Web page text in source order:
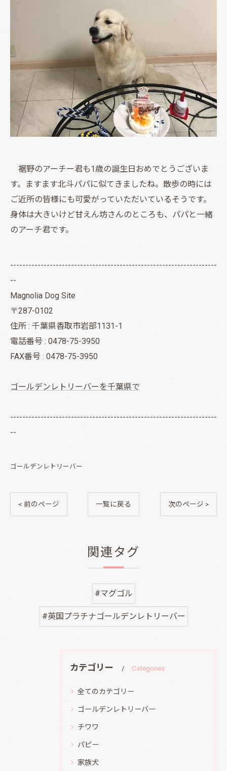
裾野のアーチー君も1歳の誕生日おめでとうございま
す。ますます北斗パパに似てきましたね。散歩の時には
ご近所の皆様にも可愛がっていただいているそうです。
身体は大きいけど甘えん坊さんのところも、パパと一緒
のアーチ君です。
--------------------------------------------------------------------
--
Magnolia Dog Site
〒287-0102
住所 : 千葉県香取市岩部1131-1
電話番号 : 0478-75-3950
FAX番号 : 0478-75-3950
ゴールデンレトリーバーを千葉県で
--------------------------------------------------------------------
--
ゴールデンレトリーバー
< 前のページ 一覧に戻る 次のページ >
関連タグ
#マグゴル
#英国プラチナゴールデンレトリーバー
カテゴリー Categories
全てのカテゴリー
ゴールデンレトリーバー
チワワ
パピー
家族犬